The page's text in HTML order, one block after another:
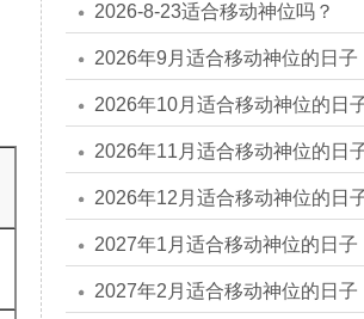
2026-8-23适合移动神位吗？
2026年9月适合移动神位的日子
2026年10月适合移动神位的日
2026年11月适合移动神位的日
2026年12月适合移动神位的日
2027年1月适合移动神位的日子
2027年2月适合移动神位的日子